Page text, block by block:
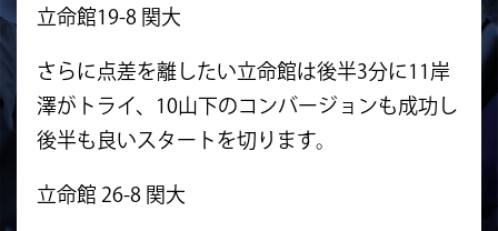
立命館19-8 関大
さらに点差を離したい立命館は後半3分に11岸
澤がトライ、10山下のコンバージョンも成功し
後半も良いスタートを切ります。
立命館 26-8 関大